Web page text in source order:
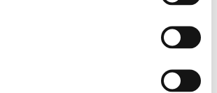
des Netzwerks Bahnhof als
von Gemeinde, ÖKLE, Vereinen
zur gemeinsamen Arbeit an der